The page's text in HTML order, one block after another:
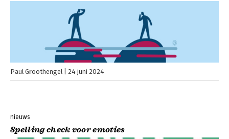
Paul Groothengel 24 juni 2024
nieuws
Spelling check voor emoties